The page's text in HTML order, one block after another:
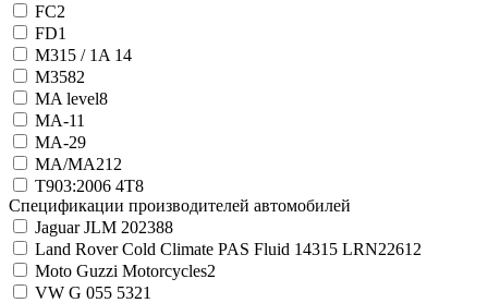
FC2
FD1
M315 / 1A 14
M3582
MA level8
MA-11
MA-29
MA/MA212
T903:2006 4T8
Спецификации производителей автомобилей
Jaguar JLM 202388
Land Rover Cold Climate PAS Fluid 14315 LRN2261 2
Moto Guzzi Motorcycles2
VW G 055 5321